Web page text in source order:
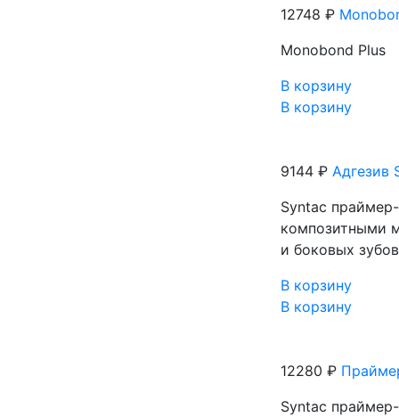
12748 ₽
Monobond Plus
В корзину
В корзину
9144 ₽ Адгезив
Syntaс
композитными
и боковых
В корзину
В корзину
12280 ₽
Syntaс